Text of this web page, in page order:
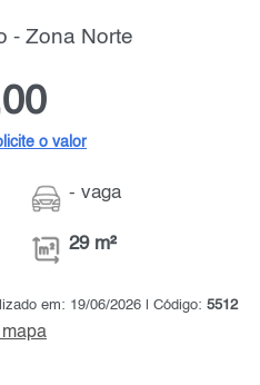
- Zona Norte
o valor
- vaga
29 m²
em: 19/06/2026 | Código: 5512